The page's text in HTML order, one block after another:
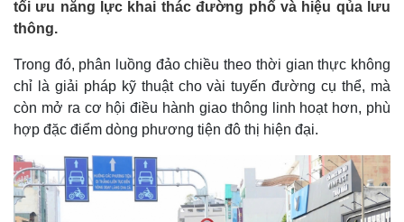
tối ưu năng lực khai thác đường phố và hiệu qủa lưu
thông.
Trong đó, phân luồng đảo chiều theo thời gian thực không
chỉ là giải pháp kỹ thuật cho vài tuyến đường cụ thể, mà
còn mở ra cơ hội điều hành giao thông linh hoạt hơn, phù
hợp đặc điểm dòng phương tiện đô thị hiện đại.